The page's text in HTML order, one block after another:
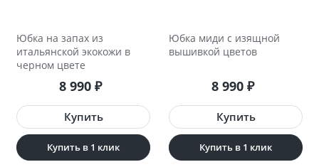
Юбка на запах из
итальянской экокожи в
черном цвете
8 990 ₽
Купить в 1 клик
Юбка миди с изящной
вышивкой цветов
8 990 ₽
Купить в 1 клик